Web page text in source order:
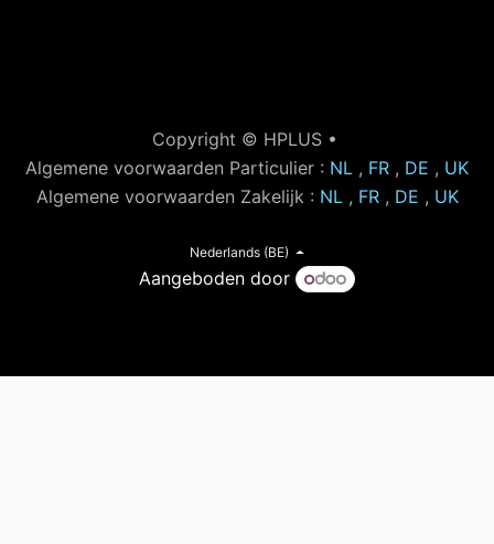
Copyright © HPLUS •
Algemene voorwaarden Particulier : NL , FR , DE , UK
Algemene voorwaarden Zakelijk : NL, FR, DE , UK
Nederlands (BE)
Aangeboden door